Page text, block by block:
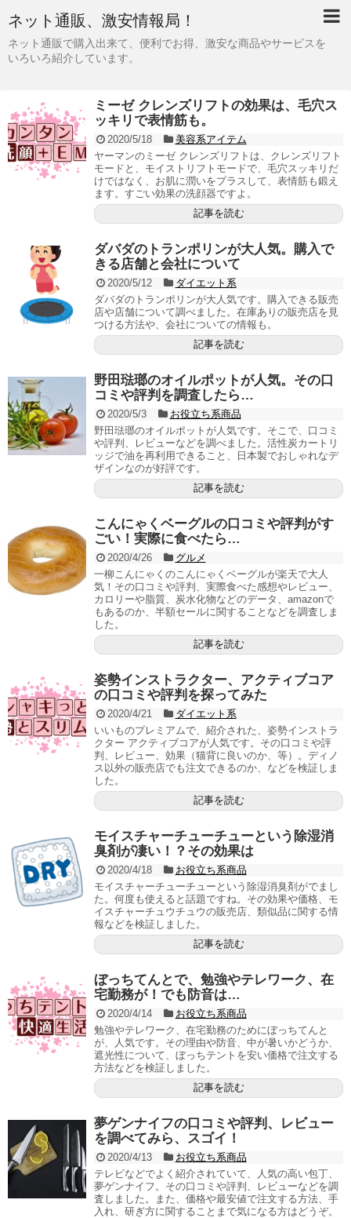
ネット通販、激安情報局！
ネット通販で購入出来て、便利でお得、激安な商品やサービスを
いろいろ紹介しています。
ミーゼ クレンズリフトの効果は、毛穴ス
ッキリで表情筋も。
2020/5/18
美容系アイテム
ヤーマンのミーゼ クレンズリフトは、クレンズリフト
モードと、モイストリフトモードで、毛穴スッキリだ
けではなく、お肌に潤いをプラスして、表情筋も鍛え
ます。すごい効果の洗顔器ですよ。
記事を読む
ダバダのトランポリンが大人気。購入で
きる店舗と会社について
2020/5/12
ダイエット系
ダバダのトランポリンが大人気です。購入できる販売
店や店舗について調べました。在庫ありの販売店を見
つける方法や、会社についての情報も。
記事を読む
野田琺瑯のオイルポットが人気。その口
コミや評判を調査したら…
2020/5/3
お役立ち系商品
野田琺瑯のオイルポットが人気です。そこで、口コミ
や評判、レビューなどを調べました。活性炭カートリ
ッジで油を再利用できること、日本製でおしゃれなデ
ザインなのが好評です。
記事を読む
こんにゃくベーグルの口コミや評判がす
ごい！実際に食べたら…
2020/4/26
グルメ
一柳こんにゃくのこんにゃくベーグルが楽天で大人
気！その口コミや評判、実際食べた感想やレビュー、
カロリーや脂質、炭水化物などのデータ、amazonで
もあるのか、半額セールに関することなどを調査しま
した。
記事を読む
姿勢インストラクター、アクティブコア
の口コミや評判を探ってみた
2020/4/21
ダイエット系
いいものプレミアムで、紹介された、姿勢インストラ
クター アクティブコアが人気です。その口コミや評
判、レビュー、効果（猫背に良いのか、等）。ディノ
ス以外の販売店でも注文できるのか、などを検証しま
した。
記事を読む
モイスチャーチューチューという除湿消
臭剤が凄い！？その効果は
2020/4/18
お役立ち系商品
モイスチャーチューチューという除湿消臭剤がでまし
た。何度も使えると話題ですね。その効果や価格、モ
イスチャーチュウチュウの販売店、類似品に関する情
報などを検証しました。
記事を読む
ぼっちてんとで、勉強やテレワーク、在
宅勤務が！でも防音は…
2020/4/14
お役立ち系商品
勉強やテレワーク、在宅勤務のためにぼっちてんと
が、人気です。その理由や防音、中が暑いかどうか、
遮光性について、ぼっちテントを安い価格で注文する
方法などを検証しました。
記事を読む
夢ゲンナイフの口コミや評判、レビュー
を調べてみら、スゴイ！
2020/4/13
お役立ち系商品
テレビなどでよく紹介されていて、人気の高い包丁、
夢ゲンナイフ。その口コミや評判、レビューなどを調
査しました。また、価格や最安値で注文する方法、手
入れ、研ぎ方に関することまで気になる方はどうぞ。